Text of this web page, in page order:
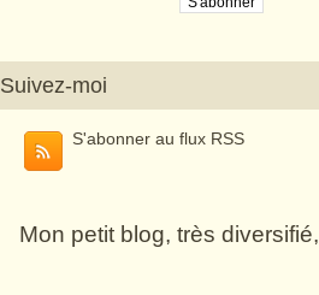
Suivez-moi
S'abonner au flux RSS
Mon petit blog, très